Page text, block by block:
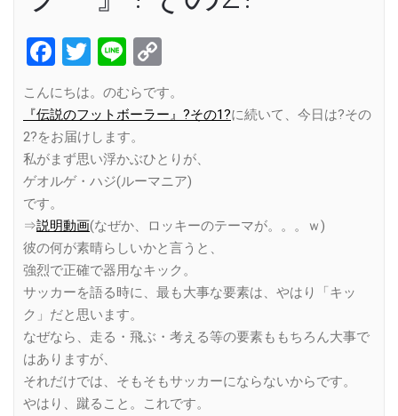
Facebook
Twitter
Line
Link
こんにちは。のむらです。
『伝説のフットボーラー』?その1?に続いて、今日は?その
2?をお届けします。
私がまず思い浮かぶひとりが、
ゲオルゲ・ハジ(ルーマニア)
です。
⇒説明動画(なぜか、ロッキーのテーマが。。。ｗ)
彼の何が素晴らしいかと言うと、
強烈で正確で器用なキック。
サッカーを語る時に、最も大事な要素は、やはり「キッ
ク」だと思います。
なぜなら、走る・飛ぶ・考える等の要素ももちろん大事で
はありますが、
それだけでは、そもそもサッカーにならないからです。
やはり、蹴ること。これです。